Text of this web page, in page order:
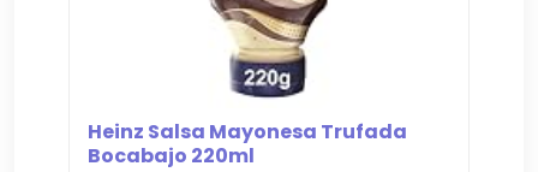
Heinz Salsa Mayonesa Trufada
Bocabajo 220ml